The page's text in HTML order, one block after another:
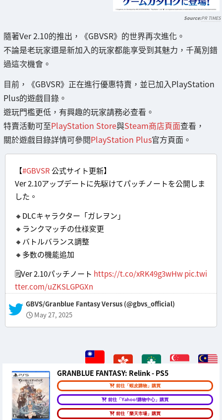
PR TIMES
隨著Ver 2.10的推出，《GBVSR》的世界再次進化。
不論是老玩家還是新加入的玩家都能享受到其魅力，千萬別錯
過這次機會。
目前，《GBVSR》正在進行優惠特賣，並已加入PlayStation
Plus的遊戲目錄。
遊玩門檻更低，有興趣的玩家請務必查看。
特賣活動可至PlayStation Store與Steam商店頁面查看，
關於遊戲目錄詳情可參閱PlayStation Plus官方頁面。
【#GBVSR 公式サイト更新】
Ver 2.10アップデートに先駆けてパッチノートを公開しま
した。
🔸DLCキャラクター「ガレヲン」
🔸ランクマッチの仕様変更
🔸バトルバランス調整
🔸多数の機能追加
🗒️Ver 2.10パッチノート https://t.co/xRK49g3wHwpic.twi
tter.com/uZKSLGPGXn
— GBVS/Granblue Fantasy Versus (@gbvs_official)
May 27, 2025
GRANBLUE FANTASY: Relink - PS5
前往「蝦皮購物」購買
前往「Yahoo!購物中心」購買
前往「樂天市場」購買